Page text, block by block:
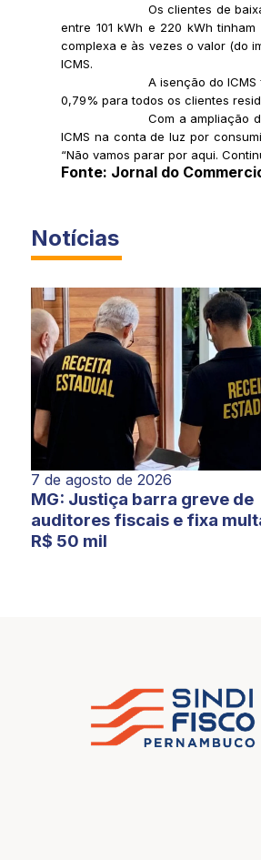
Os clientes de
entre 101 kWh e 220 kWh
complexa e às vezes o valor (do
ICMS.
A isenção do
0,79% para todos os clientes
Com a ampliação
ICMS na conta de luz por
“Não vamos parar por aqui.
Fonte: Jornal do
Notícias
7 de agosto de 2026
MG: Justiça barra greve de
auditores fiscais e fixa
R$ 50 mil